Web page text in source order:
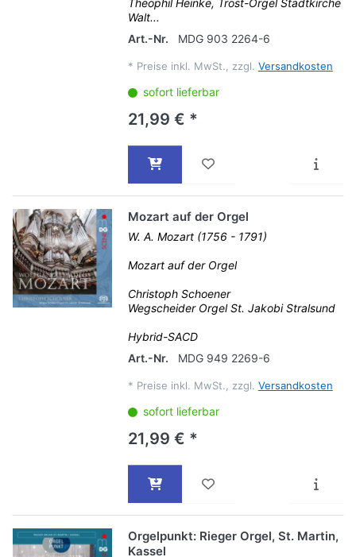
Walt...
Art.-Nr.
MDG 903 2264-6
* Preise inkl. MwSt., zzgl. Versandkosten
sofort lieferbar
21,99 € *
Mozart auf der Orgel
W. A. Mozart (1756 - 1791)
Mozart auf der Orgel
Christoph Schoener
Wegscheider Orgel St. Jakobi Stralsund
Hybrid-SACD
Art.-Nr.
MDG 949 2269-6
* Preise inkl. MwSt., zzgl. Versandkosten
sofort lieferbar
21,99 € *
Orgelpunkt: Rieger Orgel, St. Martin,
Kassel